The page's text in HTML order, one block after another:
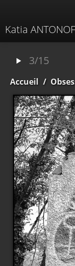
Katia
Contacter
3/15
Accueil /